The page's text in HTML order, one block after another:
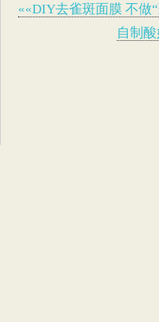
««DIY去雀斑面膜 不做
自制